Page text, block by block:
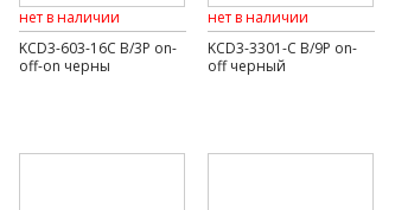
нет в наличии
KCD3-603-16C B/3P on-
off-on черны
нет в наличии
KCD3-3301-C B/9P on-
off черный